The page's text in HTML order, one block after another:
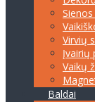
Virvių
Įvairių
Vaikų
Baldai